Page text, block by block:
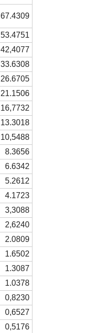
67.4309
53.4751
42,4077
33.6308
26.6705
21.1506
16,7732
13.3018
10,5488
8.3656
6.6342
5.2612
4.1723
3,3088
2,6240
2.0809
1.6502
1.3087
1.0378
0,8230
0,6527
0,5176